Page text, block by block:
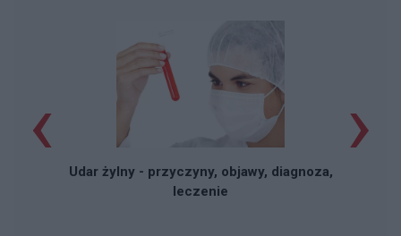
Udar żylny - przyczyny, objawy, diagnoza,
leczenie
‹ ›